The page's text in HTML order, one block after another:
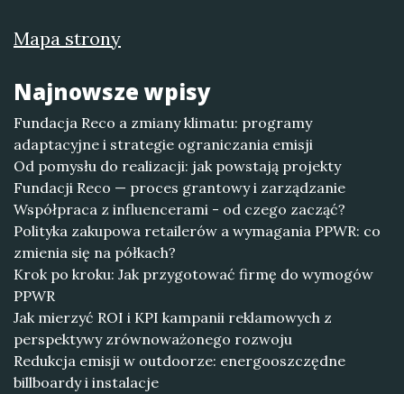
Mapa strony
Najnowsze wpisy
Fundacja Reco a zmiany klimatu: programy
adaptacyjne i strategie ograniczania emisji
Od pomysłu do realizacji: jak powstają projekty
Fundacji Reco — proces grantowy i zarządzanie
Współpraca z influencerami - od czego zacząć?
Polityka zakupowa retailerów a wymagania PPWR: co
zmienia się na półkach?
Krok po kroku: Jak przygotować firmę do wymogów
PPWR
Jak mierzyć ROI i KPI kampanii reklamowych z
perspektywy zrównoważonego rozwoju
Redukcja emisji w outdoorze: energooszczędne
billboardy i instalacje